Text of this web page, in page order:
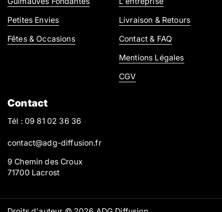
Petites Envies
Fêtes & Occasions
Livraison & Retours
Contact & FAQ
Mentions Légales
CGV
Contact
Tél : 09 81 02 36 36
contact@adg-diffusion.fr
9 Chemin des Croux
71700 Lacrost